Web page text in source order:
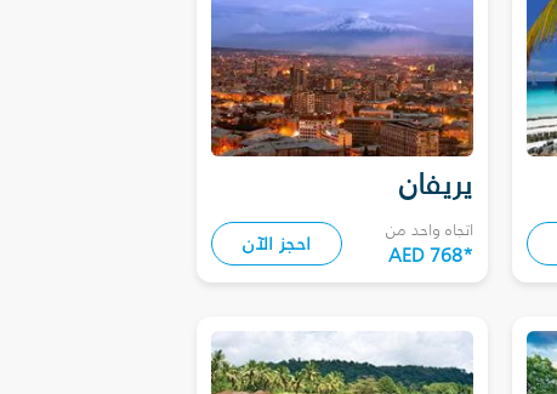
يريفان
اتجاه واحد من
AED 768* احجز الآن